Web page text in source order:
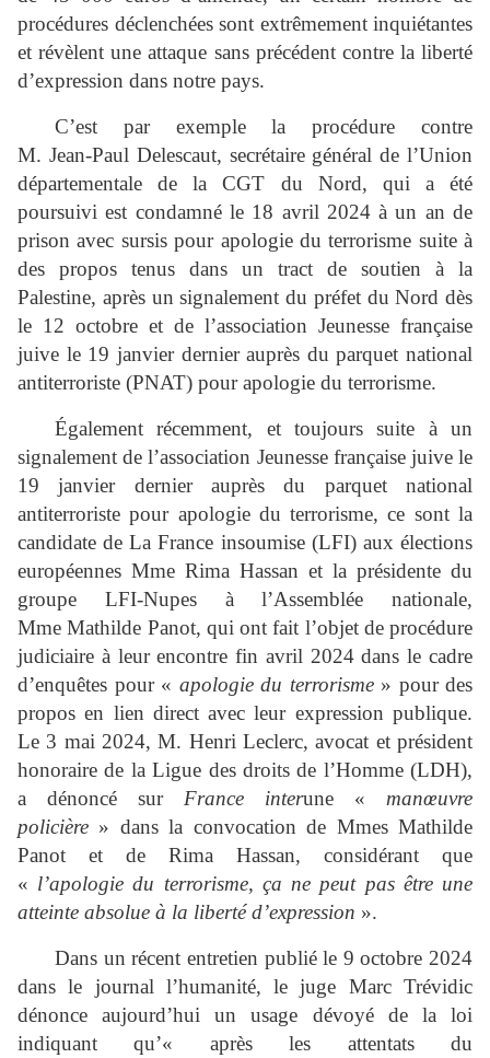
procédures déclenchées sont extrêmement inquiétantes
et révèlent une attaque sans précédent contre la liberté
d’expression dans notre pays.
C’est par exemple la procédure contre
M. Jean‑Paul Delescaut, secrétaire général de l’Union
départementale de la CGT du Nord, qui a été
poursuivi est condamné le 18 avril 2024 à un an de
prison avec sursis pour apologie du terrorisme suite à
des propos tenus dans un tract de soutien à la
Palestine, après un signalement du préfet du Nord dès
le 12 octobre et de l’association Jeunesse française
juive le 19 janvier dernier auprès du parquet national
antiterroriste (PNAT) pour apologie du terrorisme.
Également récemment, et toujours suite à un
signalement de l’association Jeunesse française juive le
19 janvier dernier auprès du parquet national
antiterroriste pour apologie du terrorisme, ce sont la
candidate de La France insoumise (LFI) aux élections
européennes Mme Rima Hassan et la présidente du
groupe LFI‑Nupes à l’Assemblée nationale,
Mme Mathilde Panot, qui ont fait l’objet de procédure
judiciaire à leur encontre fin avril 2024 dans le cadre
d’enquêtes pour « apologie du terrorisme» pour des
propos en lien direct avec leur expression publique.
Le 3 mai 2024, M. Henri Leclerc, avocat et président
honoraire de la Ligue des droits de l’Homme (LDH),
a dénoncé sur France interune « manœuvre
policière » dans la convocation de Mmes Mathilde
Panot et de Rima Hassan, considérant que
« l’apologie du terrorisme, ça ne peut pas être une
atteinte absolue à la liberté d’expression ».
Dans un récent entretien publié le 9 octobre 2024
dans le journal l’humanité, le juge Marc Trévidic
dénonce aujourd’hui un usage dévoyé de la loi
indiquant qu’« après les attentats du